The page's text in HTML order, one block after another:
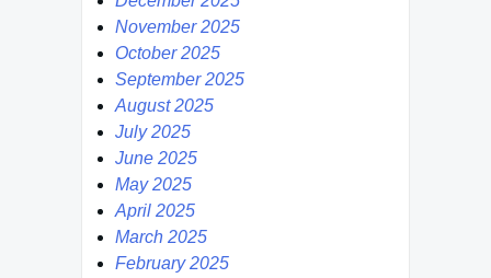
November 2025
October 2025
September 2025
August 2025
July 2025
June 2025
May 2025
April 2025
March 2025
February 2025